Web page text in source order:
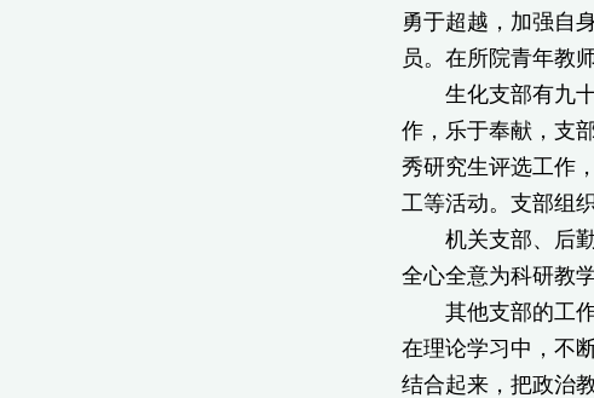
勇于超越，加强自
员。在所院青年教
生化支部有九十
作，乐于奉献，支
秀研究生评选工作
工等活动。支部组
机关支部、后勤
全心全意为科研教
其他支部的工作
在理论学习中，不
结合起来，把政治